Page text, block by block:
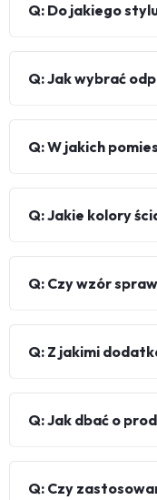
Q: Do jakiego
Q: Jak wybrać
Q: W jakich
Q: Jakie kolory
Q: Czy wzór
Q: Z jakimi
Q: Jak dbać o
Q: Czy